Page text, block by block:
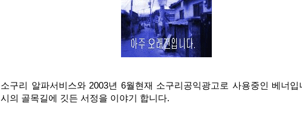
소구리 알파서비스와 2003년 6월현재 소구리공익광고로 사용중인 베너입
시의 골목길에 깃든 서정을 이야기 합니다.